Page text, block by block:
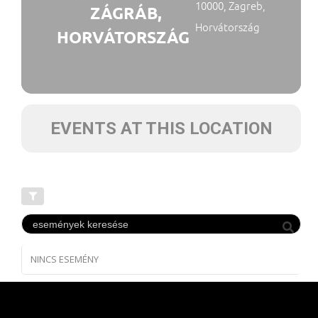
ZÁGRÁB,
HORVÁTORSZÁG
10000, Zagreb,
Horvátország
EVENTS AT THIS LOCATION
NINCS ESEMÉNY